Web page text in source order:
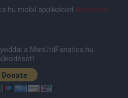
mobil applikációt Androidra
a ManUtdFanatics.hu